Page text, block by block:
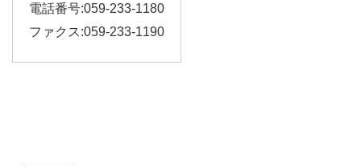
電話番号:059-233-1180
ファクス:059-233-1190